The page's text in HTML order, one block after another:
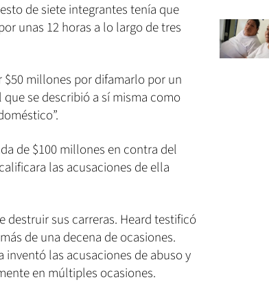
de siete integrantes tenía que
unas 12 horas a lo largo de tres
$50 millones por difamarlo por un
se describió a sí misma como
de $100 millones en contra del
las acusaciones de ella
sus carreras. Heard testificó
de una decena de ocasiones.
las acusaciones de abuso y
en múltiples ocasiones.